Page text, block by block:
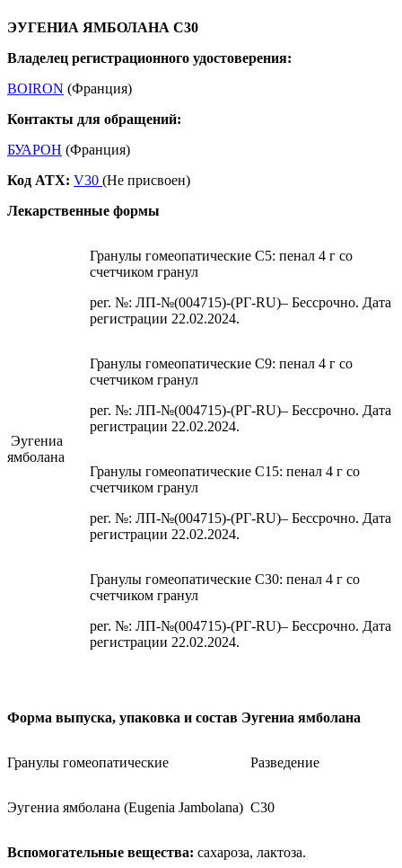
ЭУГЕНИА ЯМБОЛАНА С30
Владелец регистрационного удостоверения:
BOIRON (Франция)
Контакты для обращений:
БУАРОН (Франция)
Код ATX: V30 (Не присвоен)
Лекарственные формы
Эугениа
ямболана
Гранулы гомеопатические C5: пенал 4 г со
счетчиком гранул
рег. №: ЛП-№(004715)-(РГ-RU)– Бессрочно. Дата
регистрации 22.02.2024.
Гранулы гомеопатические C9: пенал 4 г со
счетчиком гранул
рег. №: ЛП-№(004715)-(РГ-RU)– Бессрочно. Дата
регистрации 22.02.2024.
Гранулы гомеопатические C15: пенал 4 г со
счетчиком гранул
рег. №: ЛП-№(004715)-(РГ-RU)– Бессрочно. Дата
регистрации 22.02.2024.
Гранулы гомеопатические C30: пенал 4 г со
счетчиком гранул
рег. №: ЛП-№(004715)-(РГ-RU)– Бессрочно. Дата
регистрации 22.02.2024.
Форма выпуска, упаковка и состав Эугениа ямболана
Гранулы гомеопатические Разведение
Эугениа ямболана (Eugenia Jambolana) C30
Вспомогательные вещества: сахароза, лактоза.